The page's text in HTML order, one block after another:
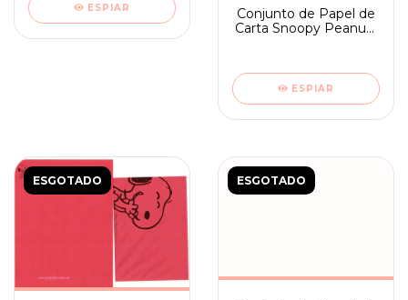
ESPIAR
Conjunto de Papel de
Carta Snoopy Peanuts
ESPIAR
ESGOTADO ESGOTADO